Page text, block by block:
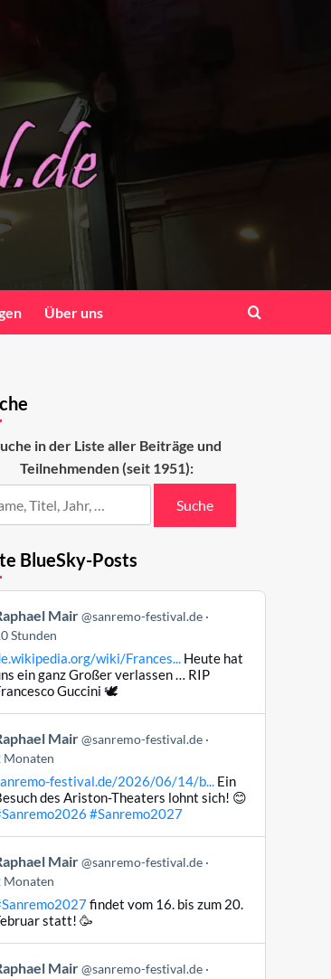
Über uns
in der Liste aller Beiträge und
Teilnehmenden (seit 1951):
Suche
BlueSky-Posts
Mair @sanremo-festival.de
Stunden
wiki/Frances...Heute hat
ein ganz Großer verlassen … RIP
Guccini 🕊️
Mair @sanremo-festival.de
Monaten
festival.de/2026/06/14/b...Ein
des Ariston-Theaters lohnt sich! 😊
#Sanremo2027
Mair @sanremo-festival.de
Monaten
findet vom 16. bis zum 20.
statt! 🥳
Mair @sanremo-festival.de